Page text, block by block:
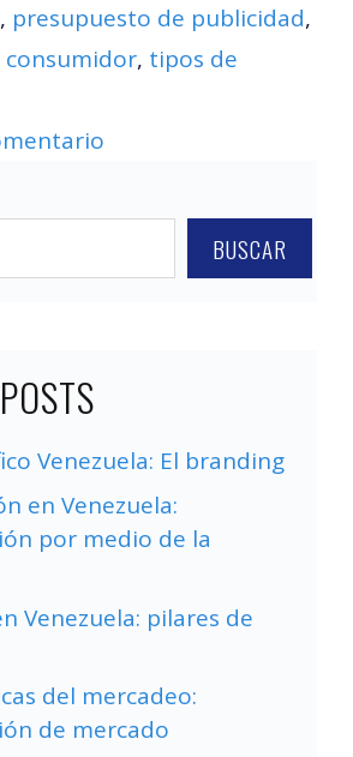
, presupuesto de publicidad,
consumidor, tipos de
BUSCAR
Venezuela: El branding
en Venezuela:
por medio de la
Venezuela: pilares de
del mercadeo:
de mercado